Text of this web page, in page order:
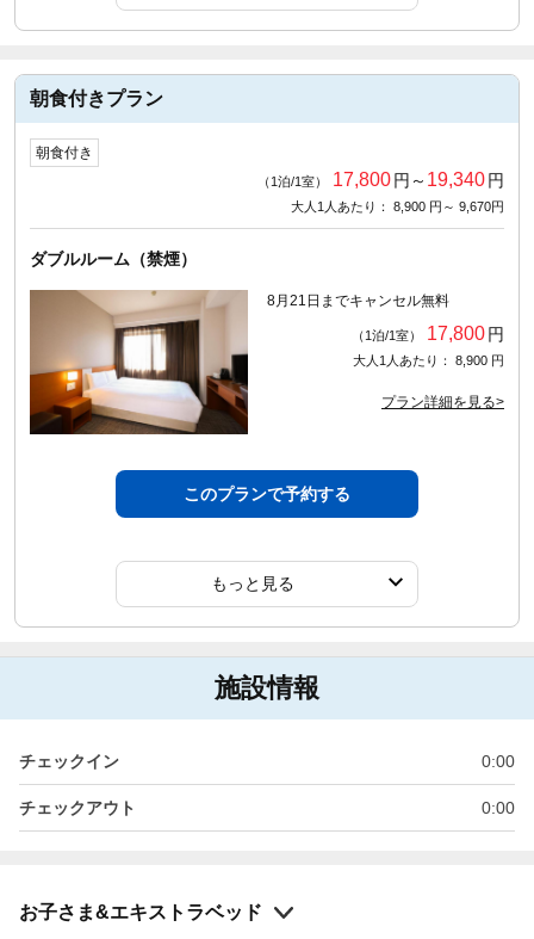
朝食付きプラン
朝食付き
（1泊/1室） 17,800円～ 19,340円
大人1人あたり： 8,900 円～ 9,670円
ダブルルーム（禁煙）
8月21日までキャンセル無料
（1泊/1室） 17,800円
大人1人あたり： 8,900 円
プラン詳細を見る>
このプランで予約する
もっと見る
施設情報
チェックイン 0:00
チェックアウト 0:00
お子さま&エキストラベッド